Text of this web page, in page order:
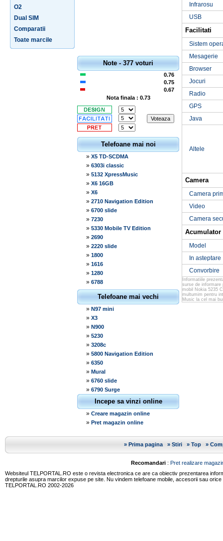
O2
Dual SIM
Comparatii
Toate marcile
Note - 377 voturi
0.76
0.75
0.67
Nota finala : 0.73
Telefoane mai noi
» X5 TD-SCDMA
» 6303i classic
» 5132 XpressMusic
» X6 16GB
» X6
» 2710 Navigation Edition
» 6700 slide
» 7230
» 5330 Mobile TV Edition
» 2690
» 2220 slide
» 1800
» 1616
» 1280
» 6788
Telefoane mai vechi
» N97 mini
» X3
» N900
» 5230
» 3208c
» 5800 Navigation Edition
» 6350
» Mural
» 6760 slide
» 6790 Surge
Incepe sa vinzi online
» Creare magazin online
» Pret magazin online
Infrarosu
USB
Facilitati
Sistem
Mesagerie
Browser
Jocuri
Radio
GPS
Java
Altele
Camera
Camera
Video
Camera
Acumulator
Model
In asteptare
Convorbire
Informatiile
surse de informare
mobil Nokia 5235
multumim pentru
Music la cel mai
» Prima pagina» Stiri» Top»
Recomandari : Pret realizare
Websiteul TELPORTAL.RO este o revista electronica ce are ca obiectiv prezentarea
drepturile asupra marcilor expuse pe site. Nu vindem telefoane mobile, accesorii sau
TELPORTAL.RO 2002-2026